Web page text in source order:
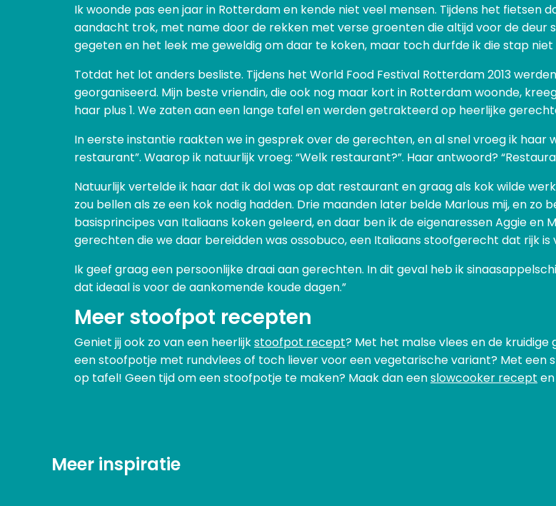
Ik woonde pas een jaar in Rotterdam en kende niet veel mensen. Tijdens het fietsen
aandacht trok, met name door de rekken met verse groenten die altijd voor de deur
gegeten en het leek me geweldig om daar te koken, maar toch durfde ik die stap
Totdat het lot anders besliste. Tijdens het World Food Festival Rotterdam 2013
georganiseerd. Mijn beste vriendin, die ook nog maar kort in Rotterdam woonde,
haar plus 1. We zaten aan een lange tafel en werden getrakteerd op heerlijke
In eerste instantie raakten we in gesprek over de gerechten, en al snel vroeg ik haar
restaurant”. Waarop ik natuurlijk vroeg: “Welk restaurant?”. Haar antwoord?
Natuurlijk vertelde ik haar dat ik dol was op dat restaurant en graag als kok wilde
zou bellen als ze een kok nodig hadden. Drie maanden later belde Marlous mij, en zo
basisprincipes van Italiaans koken geleerd, en daar ben ik de eigenaressen Aggie en
gerechten die we daar bereidden was ossobuco, een Italiaans stoofgerecht dat rijk is
Ik geef graag een persoonlijke draai aan gerechten. In dit geval heb ik
dat ideaal is voor de aankomende koude dagen.”
Meer stoofpot recepten
Geniet jij ook zo van een heerlijkstoofpot recept? Met het malse vlees en de
een stoofpotje met rundvlees of toch liever voor een vegetarische variant? Met een
op tafel! Geen tijd om een stoofpotje te maken? Maak dan eenslowcooker recept
Meer inspiratie